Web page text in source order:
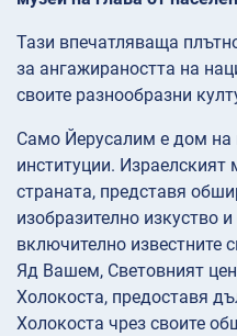
Тази впечатляваща
за ангажираността на
своите разнообразни
Само Йерусалим е дом на
институции. Израелският
страната, представя
изобразително изкуство
включително известните
Яд Вашем, Световният
Холокоста, предоставя
Холокоста чрез своите